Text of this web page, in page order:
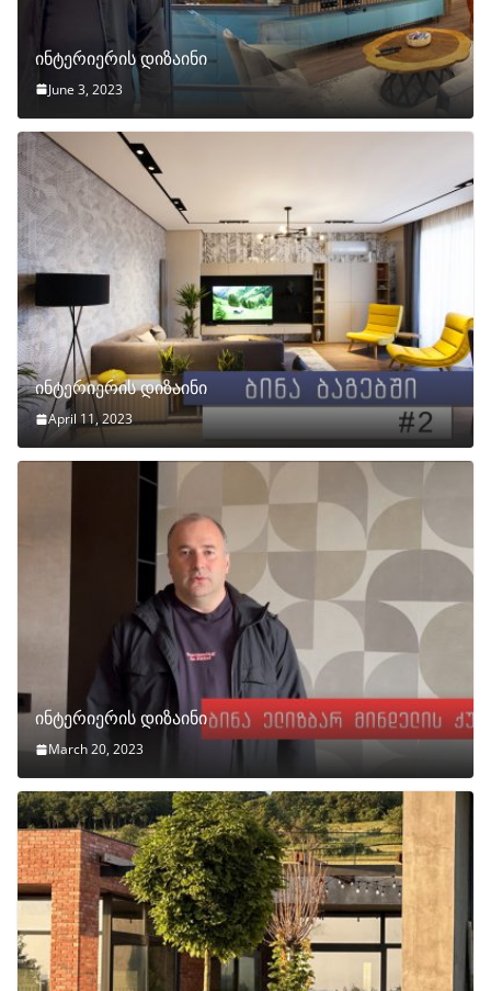
ინტერიერის დიზაინი
June 3, 2023
ინტერიერის დიზაინი
April 11, 2023
ინტერიერის დიზაინი
March 20, 2023